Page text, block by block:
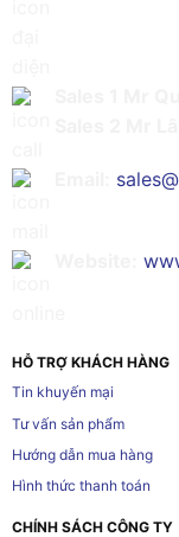
HỖ TRỢ KHÁCH HÀNG
Tin khuyến mại
Tư vấn sản phẩm
Hướng dẫn mua hàng
Hình thức thanh toán
CHÍNH SÁCH CÔNG TY